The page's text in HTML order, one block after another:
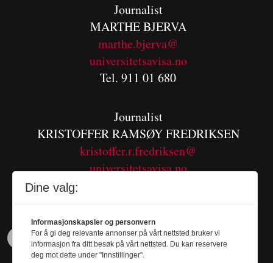
Journalist
MARTHE BJERVA
marthe.bjerva@
universitetsavisa.no
Tel. 911 01 680
Journalist
KRISTOFFER RAMSØY FREDRIKSEN
kristoffer.r.fredriksen@
universitetsavisa.no
Dine valg:
Informasjonskapsler og personvern
For å gi deg relevante annonser på vårt nettsted bruker vi
informasjon fra ditt besøk på vårt nettsted. Du kan reservere
deg mot dette under "Innstillinger".